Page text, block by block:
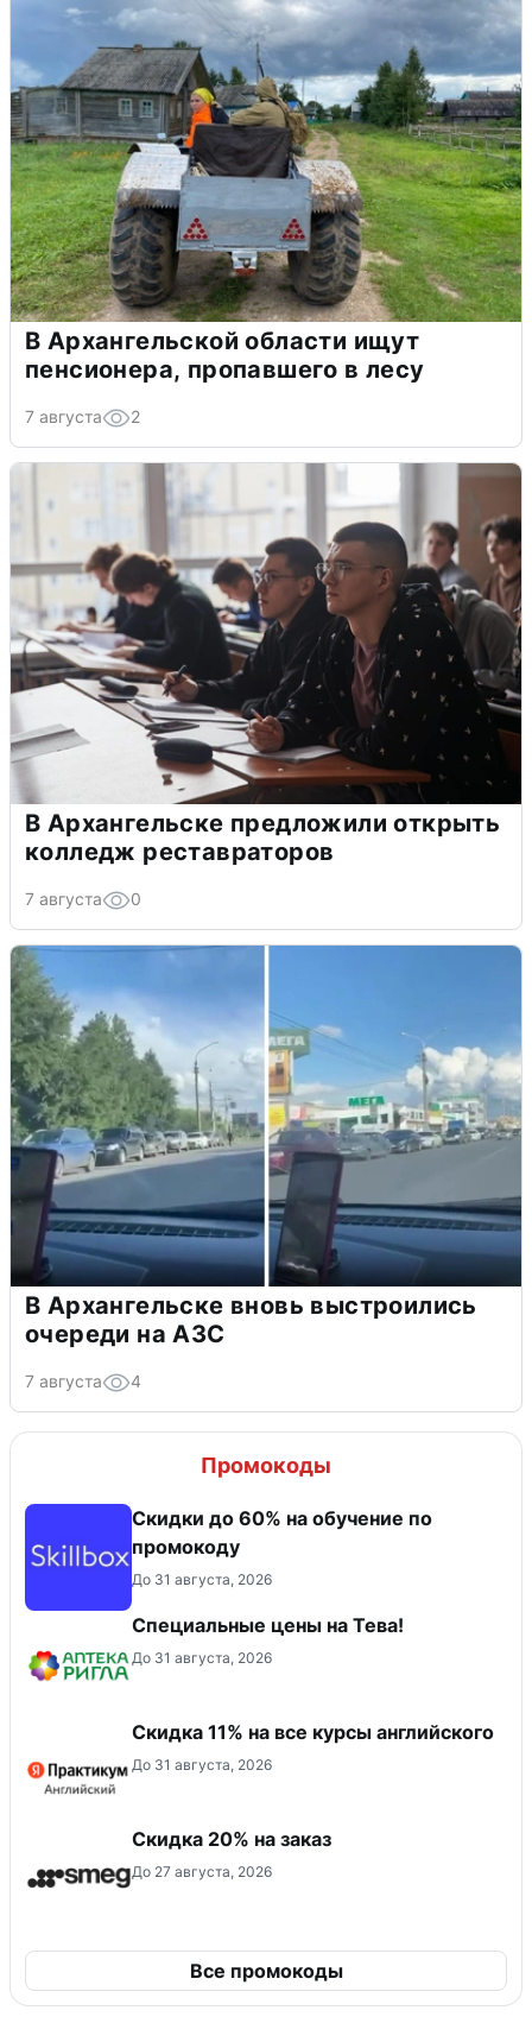
В Архангельской области ищут
пенсионера, пропавшего в лесу
7 августа 2
В Архангельске предложили открыть
колледж реставраторов
7 августа 0
В Архангельске вновь выстроились
очереди на АЗС
7 августа 4
Промокоды
Скидки до 60% на обучение по
промокоду
До 31 августа, 2026
Специальные цены на Тева!
До 31 августа, 2026
Скидка 11% на все курсы английского
До 31 августа, 2026
Скидка 20% на заказ
До 27 августа, 2026
Все промокоды